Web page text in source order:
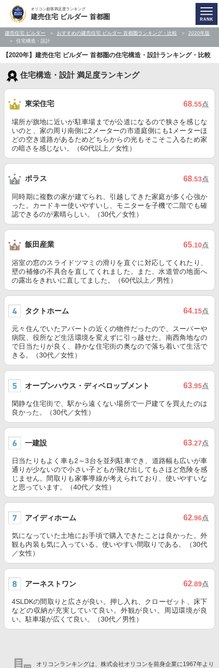
オリコン顧客満足度ランキング
建売住宅 ビルダー 首都圏
建売住宅 ビルダー おすすめの建売住宅 ビルダー 首都圏ランキング・比較
2020年版
住宅構造・設計
【2020年】建売住宅 ビルダー 首都圏の住宅構造・設計ランキング・比較
住宅構造・設計 満足度ランキング
東栄住宅 68.55点
場所が旗地に近いが駐車場までが公道になるので狭さを感じな
いのと、家の周り南側に2メーターの市道庭側にも1メーターほ
どの空き道路があるためどちらからの光もそこそこ入るため家
の暗さを感じない。（60代以上／女性）
ポラス 68.53点
同時期に複数の家が建てられ、引越してきた家庭が多く心強か
った。カードキー使いやすいし、モニターを子機で二階でも確
認できるのが素晴らしい。（30代／女性）
飯田産業 65.10点
浴室の窓のスライドツマミの滑りを直ぐに対応してくれたり、
壁の補修の不具合を直してくれました。また、水道管の地面へ
の露出をきれいに直してました。（60代以上／男性）
タクトホーム 64.15点
元々住んでいたアパートの近くの物件だったので、スーパーや
病院、役所など生活環境を変えずに引っ越せた。南西角地なの
で日当たりが良く、静かな住宅街の奥なので落ち着いて生活で
きる。（30代／女性）
オープンハウス・ディベロップメント 63.95点
閑静な住宅街で、駅から遠くない場所で一戸建てを買えたのは
良かった。（30代／女性）
一建設 63.27点
日当たりもよく車も2～3台を並列駐車でき、道路幅も広いが車
通りが少ないので小さい子どもが飛び出してもさほど危険を感
じません。間取りも家事導線が考えられており、使いやすいな
と思っています。（40代／女性）
アイディホーム 62.96点
気になっていた土地にお手頃で購入できたことは良かった。外
観も内装も気に入っている。使いやすい間取りである。（30代
／女性）
アーネストワン 62.89点
4SLDKの間取りと広さが良い。押し入れ、クローゼット、床下
などの収納が充実していて良い。外観が良い。周辺環境が良
い。駐車場が広くて良い。（30代／男性）
オリコンランキングは、株式会社オリコンを前身企業に1967年より